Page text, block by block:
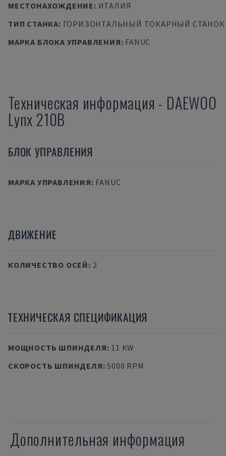
МЕСТОНАХОЖДЕНИЕ: ИТАЛИЯ
ТИП СТАНКА: ГОРИЗОНТАЛЬНЫЙ ТОКАРНЫЙ СТАНОК
МАРКА БЛОКА УПРАВЛЕНИЯ: FANUC
Техническая информация - DAEWOO
Lynx 210B
БЛОК УПРАВЛЕНИЯ
МАРКА УПРАВЛЕНИЯ: FANUC
ДВИЖЕНИЕ
КОЛИЧЕСТВО ОСЕЙ: 2
ТЕХНИЧЕСКАЯ СПЕЦИФИКАЦИЯ
МОЩНОСТЬ ШПИНДЕЛЯ: 11 KW
СКОРОСТЬ ШПИНДЕЛЯ:5000 RPM
Дополнительная информация